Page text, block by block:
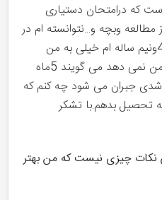
من پزشکم3سال است که درامتحان دستیاری
وبچه و...نتوانسته ام در
رشته موردنظرم قبول شوم پسر4ونیم ساله ام خیلی به من
وابسته است واجازه مطالعه به من نمی دهد می گویند 5ماه
جبران می شود چه کنم که
تحصیل بدهم.با تشکر
نکات چیزی نیست که من بهتر